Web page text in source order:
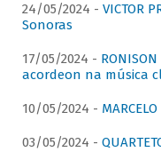
24/05/2024 - VICTOR
Sonoras
17/05/2024 -
acordeon na música
10/05/2024 -
03/05/2024 -